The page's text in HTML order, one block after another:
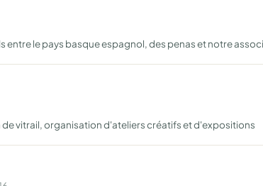
le pays basque espagnol, des penas et notre
vitrail, organisation d'ateliers créatifs et d'expositions